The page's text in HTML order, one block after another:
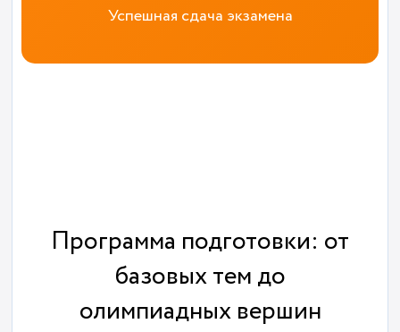
Успешная сдача экзамена
Программа подготовки: от
базовых тем до
олимпиадных вершин